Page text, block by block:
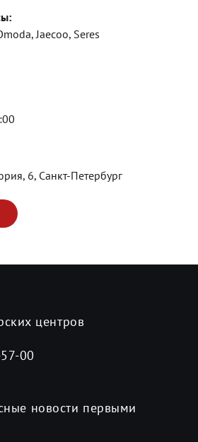
Jaecoo, Seres
6, Санкт-Петербург
центров
00
новости первыми